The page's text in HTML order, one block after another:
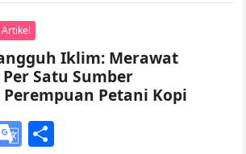
Tr
a
n
sl
at
Artikel
Iklim: Merawat
Satu Sumber
Petani Kopi
G